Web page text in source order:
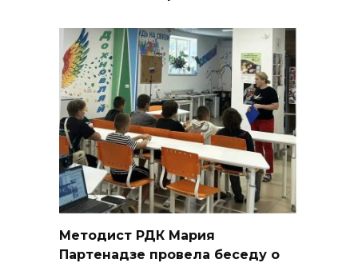
Методист РДК Мария
Партенадзе провела беседу о